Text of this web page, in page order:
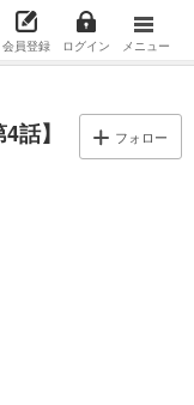
会員登録 ログイン メニュー
話】 フォロー